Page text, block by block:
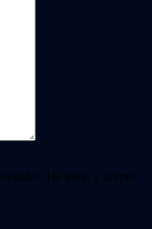
He leído y acepto